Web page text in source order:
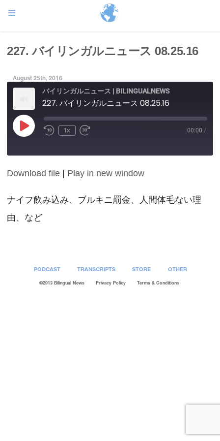
227. バイリンガルニュース 08.25.16
August 25th, 2016
バイリンガルニュース | BILINGUALNEWS
227. バイリンガルニュース 08.25.16
Play
Episode
1x 00:00 /
SHARE
LINK
EMBED
Download file Play in new window
ナイフ飲み込み、ブルキニ罰金、人間体毛ない理
由、など
PODCAST TRANSCRIPTS STORE OTHER
©2013 Bilingual News Privacy Policy Terms & Conditions